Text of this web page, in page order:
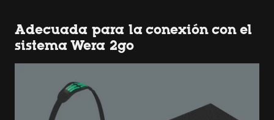
Adecuada para la conexión con el
sistema Wera 2go